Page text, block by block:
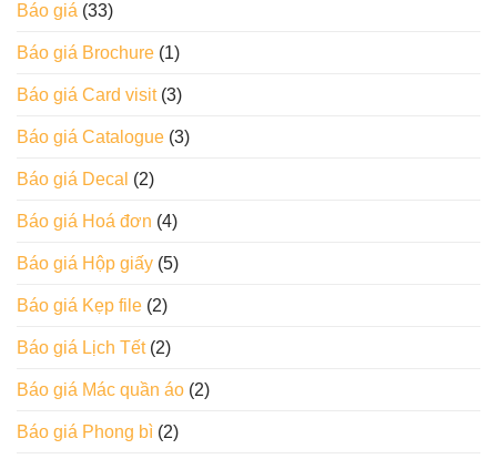
Báo giá (33)
Báo giá Brochure (1)
Báo giá Card visit(3)
Báo giá Catalogue (3)
Báo giá Decal (2)
Báo giá Hoá đơn (4)
Báo giá Hộp giấy (5)
Báo giá Kẹp file (2)
Báo giá Lịch Tết(2)
Báo giá Mác quần áo (2)
Báo giá Phong bì (2)